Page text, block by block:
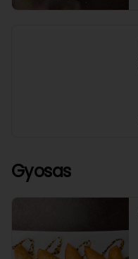
Gyosas